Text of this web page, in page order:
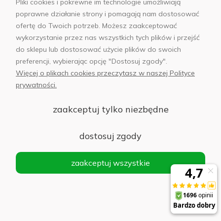
cena z 30
dni przed
obniżką:
90,30 zł
Apple
Słuchawki Apple AirPods Pro 2. generacji, etui
795,00 zł
Powiadom
Pliki cookies i pokrewne im technologie umożliwiają
poprawne działanie strony i pomagają nam dostosować
ofertę do Twoich potrzeb. Możesz zaakceptować
wykorzystanie przez nas wszystkich tych plików i przejść
do sklepu lub dostosować użycie plików do swoich
preferencji, wybierając opcję "Dostosuj zgody".
Więcej o plikach cookies przeczytasz w naszej Polityce
prywatności.
zaakceptuj tylko niezbędne
dostosuj zgody
zaakceptuj wszystkie